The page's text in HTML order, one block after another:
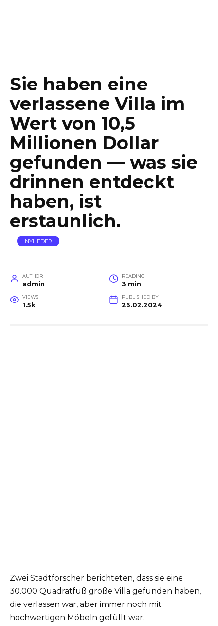
Sie haben eine
verlassene Villa im
Wert von 10,5
Millionen Dollar
gefunden — was sie
drinnen entdeckt
haben, ist
erstaunlich.
NYHEDER
AUTHOR
admin
READING
3 min
VIEWS
1.5k.
PUBLISHED BY
26.02.2024
Zwei Stadtforscher berichteten, dass sie eine
30.000 Quadratfuß große Villa gefunden haben,
die verlassen war, aber immer noch mit
hochwertigen Möbeln gefüllt war.